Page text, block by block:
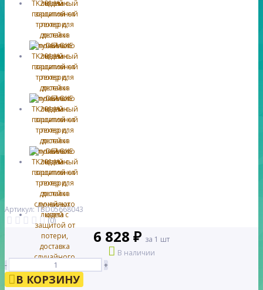
Артикул: TBD05668043
(0)
6 828 ₽ за 1 шт
В наличии
-
+
В КОРЗИНУ